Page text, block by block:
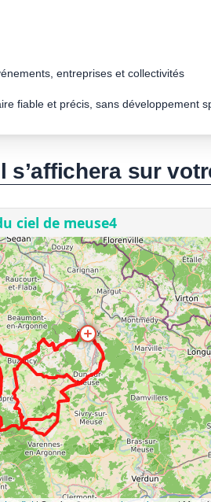
entreprises et collectivités
fiable et précis, sans développement
s’affichera sur